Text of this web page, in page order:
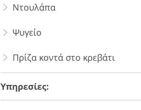
Ντουλάπα
Ψυγείο
Πρίζα κοντά στο κρεβάτι
Υπηρεσίες: